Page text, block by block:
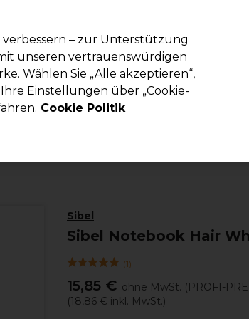
Herrenfriseur Inspiration Die Professional
Sibel
Sibel Notebook Hair
(1)
15,85 € ohne MwSt. (PROFI-
(18,86 € inkl. MwSt.)
– zur Unterstützung
unseren vertrauenswürdigen
Wählen Sie „Alle akzeptieren“,
Einstellungen über „Cookie-
Cookie Politik